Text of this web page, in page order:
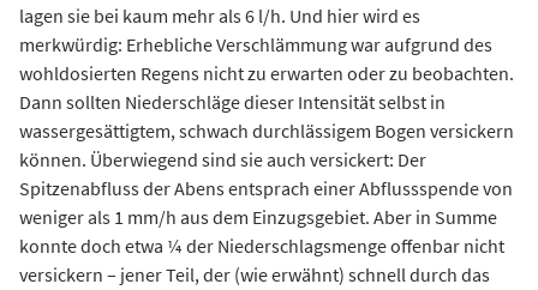
lagen sie bei kaum mehr als 6 l/h. Und hier wird es
merkwürdig: Erhebliche Verschlämmung war aufgrund des
wohldosierten Regens nicht zu erwarten oder zu beobachten.
Dann sollten Niederschläge dieser Intensität selbst in
wassergesättigtem, schwach durchlässigem Bogen versickern
können. Überwiegend sind sie auch versickert: Der
Spitzenabfluss der Abens entsprach einer Abflussspende von
weniger als 1 mm/h aus dem Einzugsgebiet. Aber in Summe
konnte doch etwa ¼ der Niederschlagsmenge offenbar nicht
versickern – jener Teil, der (wie erwähnt) schnell durch das